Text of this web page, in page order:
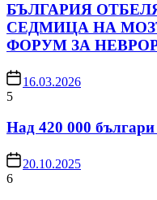
БЪЛГАРИЯ
СЕДМИЦА НА
ФОРУМ ЗА
16.03.2026
5
Над 420 000 българи
20.10.2025
6